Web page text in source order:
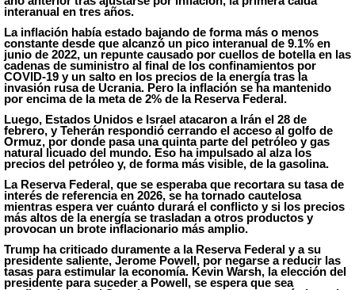
interanual en tres años.
La inflación había estado bajando de forma más o menos
constante desde que alcanzó un pico interanual de 9.1% en
junio de 2022, un repunte causado por cuellos de botella en las
cadenas de suministro al final de los confinamientos por
COVID-19 y un salto en los precios de la energía tras la
invasión rusa de Ucrania. Pero la inflación se ha mantenido
por encima de la meta de 2% de la Reserva Federal.
Luego, Estados Unidos e Israel atacaron a Irán el 28 de
febrero, y Teherán respondió cerrando el acceso al golfo de
Ormuz, por donde pasa una quinta parte del petróleo y gas
natural licuado del mundo. Eso ha impulsado al alza los
precios del petróleo y, de forma más visible, de la gasolina.
La Reserva Federal, que se esperaba que recortara su tasa de
interés de referencia en 2026, se ha tornado cautelosa
mientras espera ver cuánto durará el conflicto y si los precios
más altos de la energía se trasladan aotros productos y
provocan un brote inflacionario más amplio.
Trump ha criticado duramente a la Reserva Federal y a su
presidente saliente, Jerome Powell, por negarse a reducir las
tasas para estimular la economía. Kevin Warsh, la elección del
presidente para suceder a Powell, se espera que sea